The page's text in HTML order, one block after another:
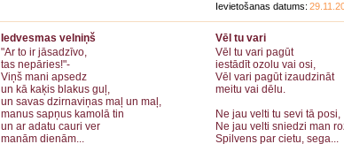
Ievietošanas datums:
Iedvesmas velniņš
"Ar to ir jāsadzīvo,
tas nepāries!"-
Viņš mani apsedz
un kā kaķis blakus guļ,
un savas dzirnaviņas maļ un maļ,
manus sapņus kamolā tin
un ar adatu cauri ver
manām dienām...
Vēl tu vari
Vēl tu vari pagūt
iestādīt ozolu vai osi,
Vēl vari pagūt izaudzināt
meitu vai dēlu.
Ne jau velti tu sevi tā posi,
Ne jau velti sniedzi man
Spilvens par cietu, sega...